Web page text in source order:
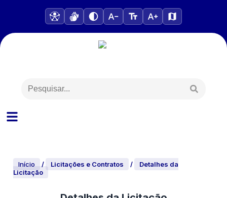
Início / Licitações e Contratos /
Detalhes da
Licitação